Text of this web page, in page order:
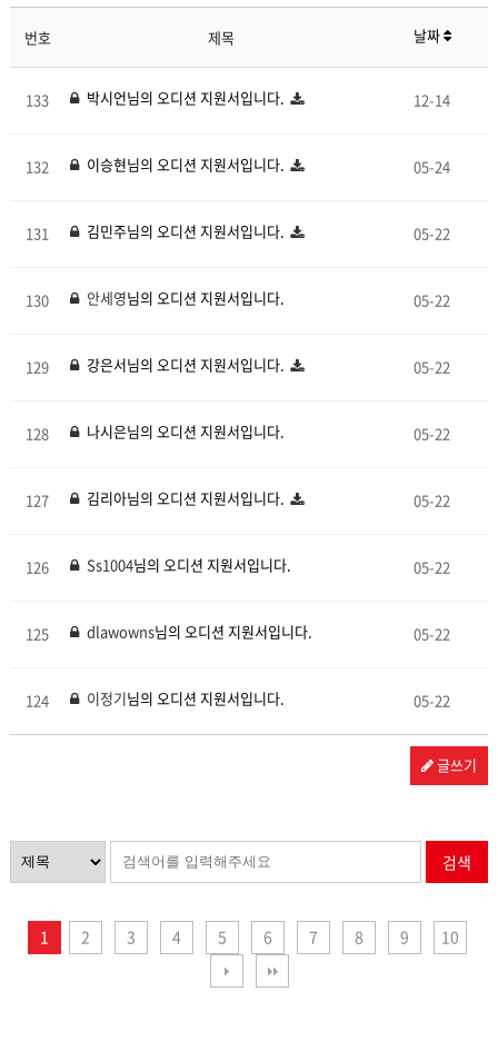
번호 제목 날짜
133 박시언님의 오디션 지원서입니다. 12-14
132 이승현님의 오디션 지원서입니다. 05-24
131 김민주님의 오디션 지원서입니다. 05-22
130 안세영님의 오디션 지원서입니다. 05-22
129 강은서님의 오디션 지원서입니다. 05-22
128 나시은님의 오디션 지원서입니다. 05-22
127 김리아님의 오디션 지원서입니다. 05-22
126 Ss1004님의 오디션 지원서입니다. 05-22
125 dlawowns님의 오디션 지원서입니다. 05-22
124 이정기님의 오디션 지원서입니다. 05-22
글쓰기
검색
1 2 3 4 5 6 7 8 9 10